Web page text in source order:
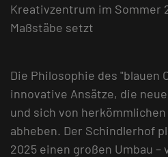
Kreativzentrum im Sommer
Maßstäbe setzt
Die Philosophie des "blauen
innovative Ansätze, die
und sich von
abheben. Der Schindlerhof
2025 einen großen Umbau –